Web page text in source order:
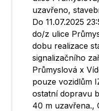
uzavřeno,
Do 11.07.2025
do/z ulice
dobu realizace
signalizačního
Průmyslová x
pouze vozidlům
ostatní dopravu
40 m uzavřena.,